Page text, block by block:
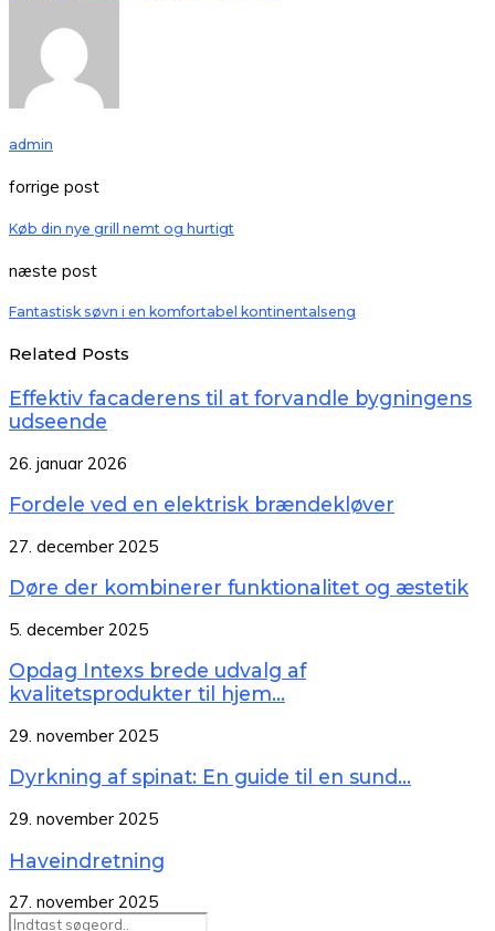
admin
forrige post
Køb din nye grill nemt og hurtigt
næste post
Fantastisk søvn i en komfortabel kontinentalseng
Related Posts
Effektiv facaderens til at forvandle bygningens
udseende
26. januar 2026
Fordele ved en elektrisk brændekløver
27. december 2025
Døre der kombinerer funktionalitet og æstetik
5. december 2025
Opdag Intexs brede udvalg af
kvalitetsprodukter til hjem...
29. november 2025
Dyrkning af spinat: En guide til en sund...
29. november 2025
Haveindretning
27. november 2025